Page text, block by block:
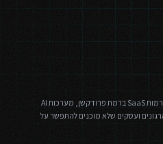
בונה תשתיות דיגיטליות — פלטפורמות SaaS ברמת פרודקשן, מערכות AI
ועסקים שלא מוכנים להתפשר על